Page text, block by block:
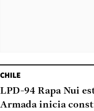
CHILE
LPD-94 Rapa Nui
Armada inicia